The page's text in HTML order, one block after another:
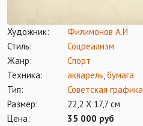
Художник:
Филимонов А.И
Стиль:
Соцреализм
Жанр:
Спорт
Техника:
акварель бумага
Тип:
Советская графика
Размер:
22,2 Х 17,7 см
Цена:
35 000 руб